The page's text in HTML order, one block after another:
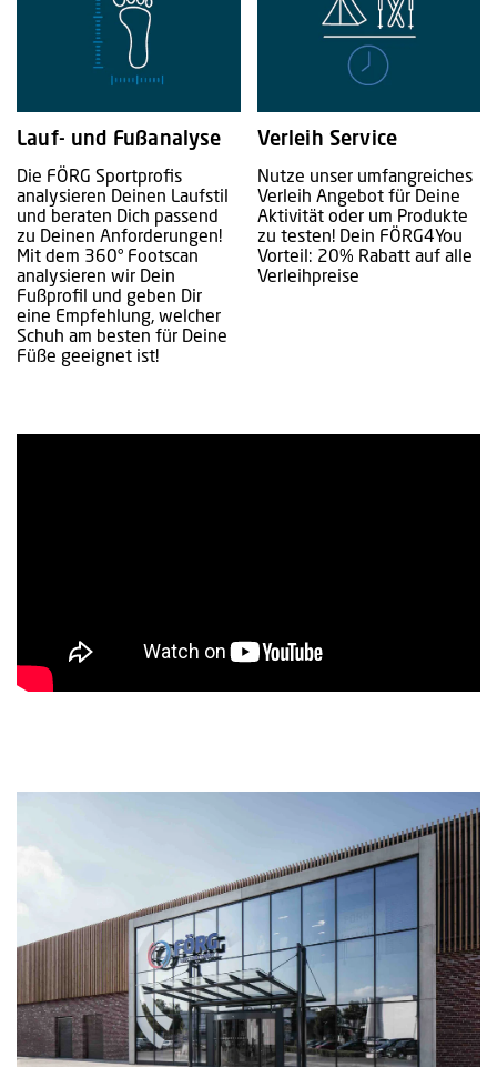
Lauf- und Fußanalyse
Die FÖRG Sportprofis
analysieren Deinen Laufstil
und beraten Dich passend
zu Deinen Anforderungen!
Mit dem 360° Footscan
analysieren wir Dein
Fußprofil und geben Dir
eine Empfehlung, welcher
Schuh am besten für Deine
Füße geeignet ist!
Verleih Service
Nutze unser umfangreiches
Verleih Angebot für Deine
Aktivität oder um Produkte
zu testen! Dein FÖRG4You
Vorteil: 20% Rabatt auf alle
Verleihpreise